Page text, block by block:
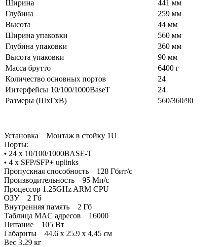
Ширина
441 мм
Глубина
259 мм
Высота
44 мм
Ширина упаковки
560 мм
Глубина упаковки
360 мм
Высота упаковки
90 мм
Масса брутто
6400 г
Количество основных портов
24
Интерфейсы 10/100/1000BaseT
24
Размеры (ШхГхВ)
560/360/90
Установка Монтаж в стойку 1U
Порты:
• 24 x 10/100/1000BASE-T
• 4 x SFP/SFP+ uplinks
Пропускная способность 128 Гбит/с
Производительность 95 Мп/с
Процессор 1.25GHz ARM CPU
ОЗУ 2 Гб
Внутренняя память 2 Гб
Таблица MAC адресов 16000
Питание 105 Вт
Габариты 44.6 x 25.9 x 4,45 см
Вес 3.29 кг